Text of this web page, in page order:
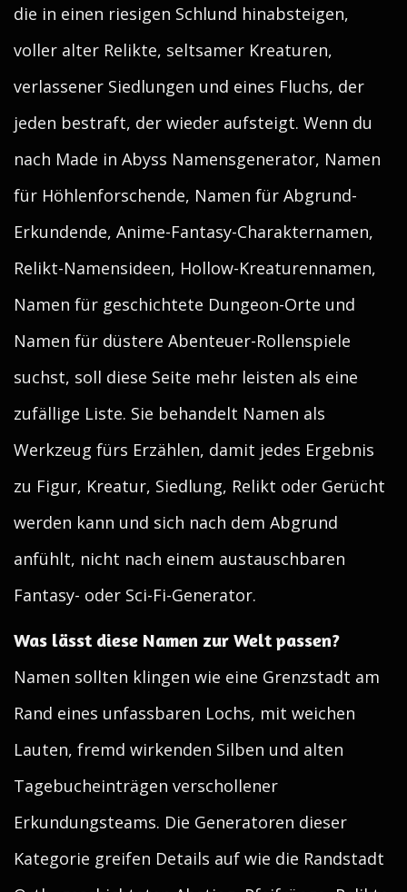
die in einen riesigen Schlund hinabsteigen,
voller alter Relikte, seltsamer Kreaturen,
verlassener Siedlungen und eines Fluchs, der
jeden bestraft, der wieder aufsteigt. Wenn du
nach Made in Abyss Namensgenerator, Namen
für Höhlenforschende, Namen für Abgrund-
Erkundende, Anime-Fantasy-Charakternamen,
Relikt-Namensideen, Hollow-Kreaturennamen,
Namen für geschichtete Dungeon-Orte und
Namen für düstere Abenteuer-Rollenspiele
suchst, soll diese Seite mehr leisten als eine
zufällige Liste. Sie behandelt Namen als
Werkzeug fürs Erzählen, damit jedes Ergebnis
zu Figur, Kreatur, Siedlung, Relikt oder Gerücht
werden kann und sich nach dem Abgrund
anfühlt, nicht nach einem austauschbaren
Fantasy- oder Sci-Fi-Generator.
Was lässt diese Namen zur Welt passen?
Namen sollten klingen wie eine Grenzstadt am
Rand eines unfassbaren Lochs, mit weichen
Lauten, fremd wirkenden Silben und alten
Tagebucheinträgen verschollener
Erkundungsteams. Die Generatoren dieser
Kategorie greifen Details auf wie die Randstadt